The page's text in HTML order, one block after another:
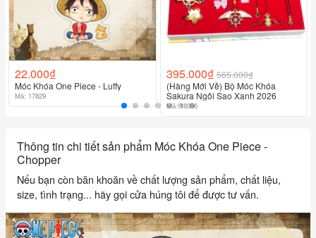
22.000₫
Móc Khóa One Piece - Luffy
Mã: 17829
395.000₫565.000₫
(Hàng Mới Về) Bộ Móc Khóa
Sakura Ngôi Sao Xanh 2026
Mã: 18096
Thông tin chi tiết sản phẩm Móc Khóa One Piece -
Chopper
Nếu bạn còn băn khoăn về chất lượng sản phẩm, chất liệu,
size, tình trạng... hãy gọi cửa húng tôi để được tư vấn.